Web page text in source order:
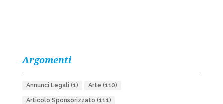
Argomenti
Annunci Legali (1) Arte (110)
Articolo Sponsorizzato (111)